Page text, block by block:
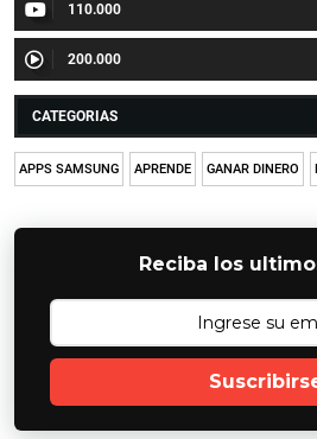
110.000
200.000
CATEGORIAS
APPS SAMSUNG APRENDE GANAR DINERO
Reciba los